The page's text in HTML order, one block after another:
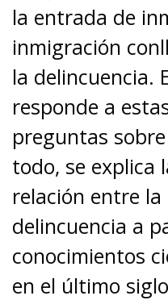
la entrada de
inmigración
la delincuencia.
responde a
preguntas
todo, se explica
relación entre
delincuencia a
conocimientos
en el último